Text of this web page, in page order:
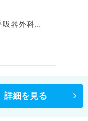
神経内科、整形外科、形成外科、美容外科、脳神経外科、呼吸器外科、心臓血管外科、小児外科、泌尿器科、一般内科、循環器内科、呼吸器内科、消化器内科、内分泌・代謝内科、腎臓内科、血液内科、外科系全般、一般外科、消化器外科、乳腺外科、膠原病科、スポーツ整形外科、大腸・肛門外科
詳細を 見る